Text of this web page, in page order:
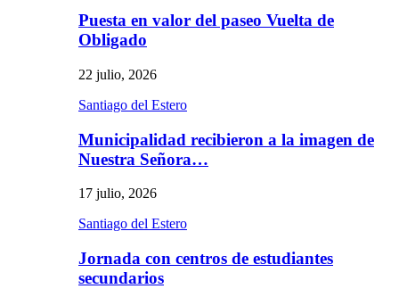
Puesta en valor del paseo Vuelta de
Obligado
22 julio, 2026
Santiago del Estero
Municipalidad recibieron a la imagen de
Nuestra Señora…
17 julio, 2026
Santiago del Estero
Jornada con centros de estudiantes
secundarios